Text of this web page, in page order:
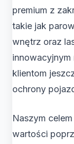
premium z
takie jak
wnętrz oraz
klientom
ochrony
Naszym
wartości